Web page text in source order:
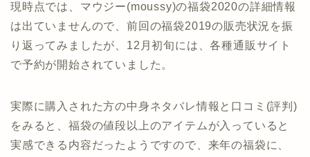
現時点では、マウジー(moussy)の福袋2020の詳細情報
は出ていませんので、前回の福袋2019の販売状況を振
り返ってみましたが、12月初旬には、各種通販サイト
で予約が開始されていました。
実際に購入された方の中身ネタバレ情報と口コミ(評判)
をみると、福袋の値段以上のアイテムが入っていると
実感できる内容だったようですので、来年の福袋に、